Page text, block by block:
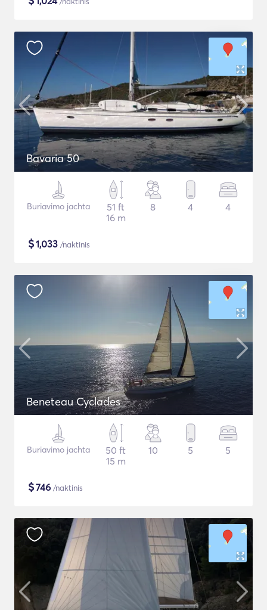
Bavaria 50
Buriavimo jachta
51 ft
16 m
8 4 4
$1,033 /naktinis
Beneteau Cyclades
Buriavimo jachta
50 ft
15 m
10 5 5
$746 /naktinis